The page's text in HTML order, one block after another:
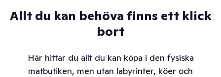
Allt du kan behöva finns ett klick
bort
Här hittar du allt du kan köpa i den fysiska
matbutiken, men utan labyrinter, köer och